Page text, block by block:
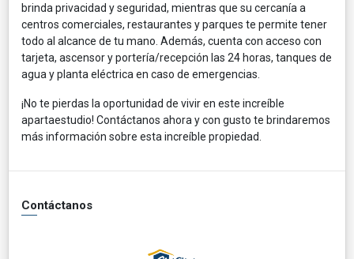
brinda privacidad y seguridad, mientras que su cercanía a
centros comerciales, restaurantes y parques te permite tener
todo al alcance de tu mano. Además, cuenta con acceso con
tarjeta, ascensor y portería/recepción las 24 horas, tanques de
agua y planta eléctrica en caso de emergencias.
¡No te pierdas la oportunidad de vivir en este increíble
apartaestudio! Contáctanos ahora y con gusto te brindaremos
más información sobre esta increíble propiedad.
Contáctanos